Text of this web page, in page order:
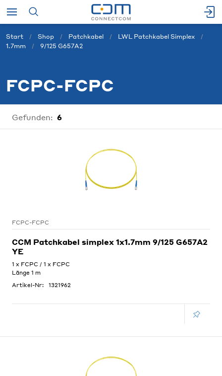
Start Shop Patchkabel
LWL Patchkabel Simplex
1.7mm
9/125 G657A2
FCPC-FCPC
Gefunden: 6
FCPC-FCPC
CCM Patchkabel simplex 1x1.7mm 9/125 G657A2
YE
1 x FCPC / 1 x FCPC
Länge 1 m
Artikel-Nr:
1321962